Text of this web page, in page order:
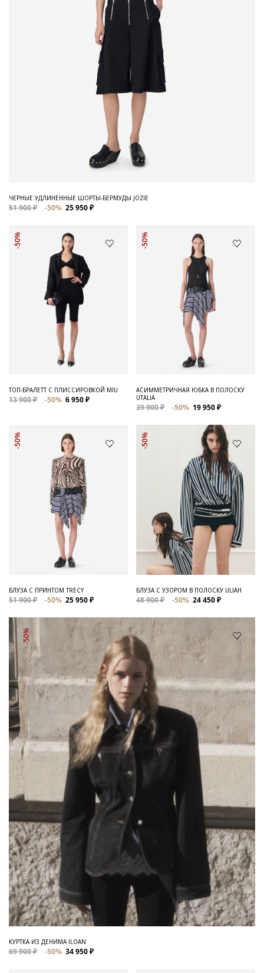
ЧЕРНЫЕ УДЛИНЕННЫЕ ШОРТЫ-БЕРМУДЫ JOZIE
51 900 ₽ -50% 25 950 ₽
-50%
ТОП-БРАЛЕТТ С ПЛИССИРОВКОЙ MIU
13 900 ₽ -50% 6 950 ₽
-50%
АСИММЕТРИЧНАЯ ЮБКА В ПОЛОСКУ
UTALIA
39 900 ₽ -50% 19 950 ₽
-50%
БЛУЗА С ПРИНТОМ TRECY
51 900 ₽ -50% 25 950 ₽
-50%
БЛУЗА С УЗОРОМ В ПОЛОСКУ ULIAH
48 900 ₽ -50% 24 450 ₽
-50%
КУРТКА ИЗ ДЕНИМА ILOAN
69 900 ₽ -50% 34 950 ₽